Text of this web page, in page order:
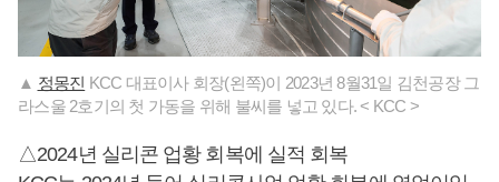
▲ 정몽진 KCC 대표이사 회장(왼쪽)이 2023년 8월31일 김천공장 그
라스울 2호기의 첫 가동을 위해 불씨를 넣고 있다. < KCC >
△2024년 실리콘 업황 회복에 실적 회복